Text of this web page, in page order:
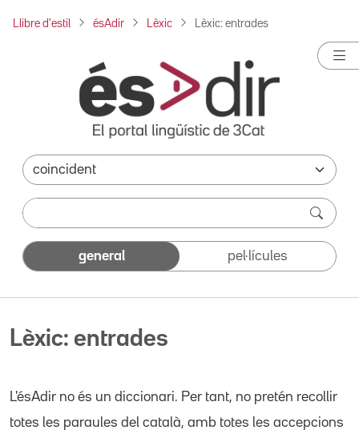
Llibre d'estil ésAdir Lèxic Lèxic: entrades
general pel·lícules
Lèxic: entrades
L'ésAdir no és un diccionari. Per tant, no pretén recollir
totes les paraules del català, amb totes les accepcions